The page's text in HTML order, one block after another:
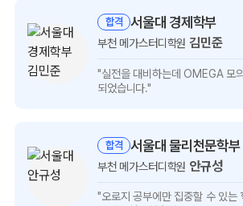
합격 서울대 경제학부
부천 메가스터디학원김민준
"실전을 대비하는데 OMEGA 모
되었습니다."
합격 서울대 물리천문학부
부천 메가스터디학원 안규성
"오로지 공부에만 집중할 수 있는